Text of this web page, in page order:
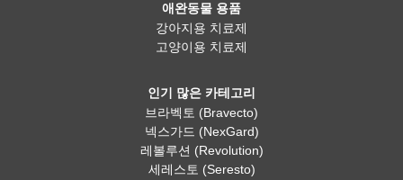
애완동물 용품
강아지용 치료제
고양이용 치료제
인기 많은 카테고리
브라벡토 (Bravecto)
넥스가드 (NexGard)
레볼루션 (Revolution)
세레스토 (Seresto)